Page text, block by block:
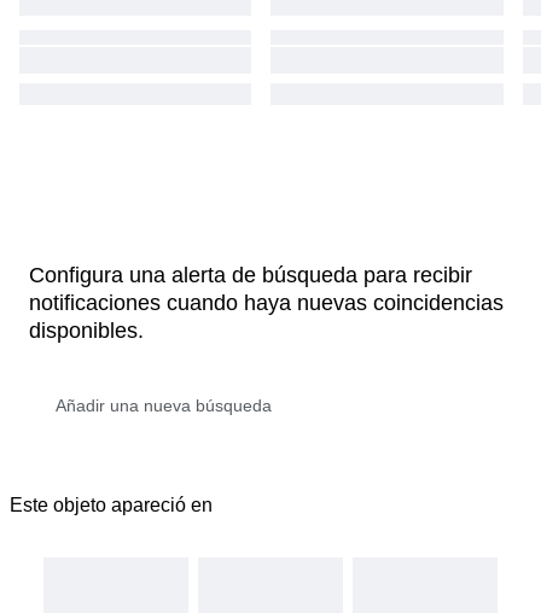
Configura una alerta de búsqueda para recibir
notificaciones cuando haya nuevas coincidencias
disponibles.
Este objeto apareció en